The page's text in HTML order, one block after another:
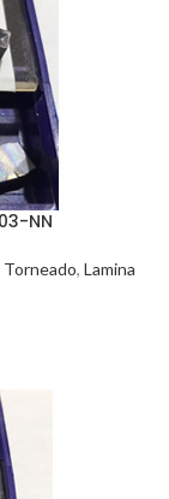
NN
, Lamina